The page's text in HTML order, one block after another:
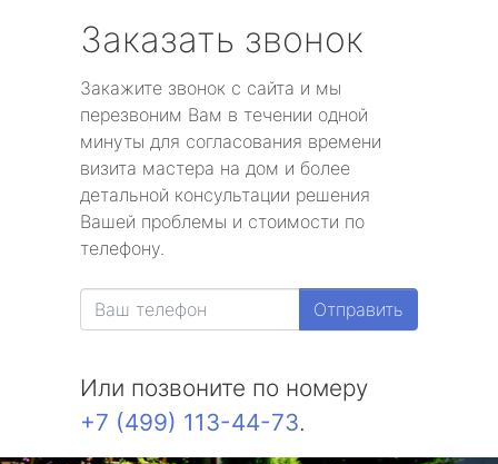
Заказать звонок
Закажите звонок с сайта и мы
перезвоним Вам в течении одной
минуты для согласования времени
визита мастера на дом и более
детальной консультации решения
Вашей проблемы и стоимости по
телефону.
Отправить
Или позвоните по номеру
+7 (499) 113-44-73.